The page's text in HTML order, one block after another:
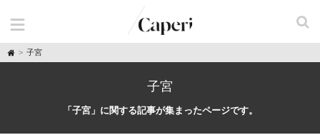
H
o
子宮
子宮
「子宮」に関する記事が集まったページです。